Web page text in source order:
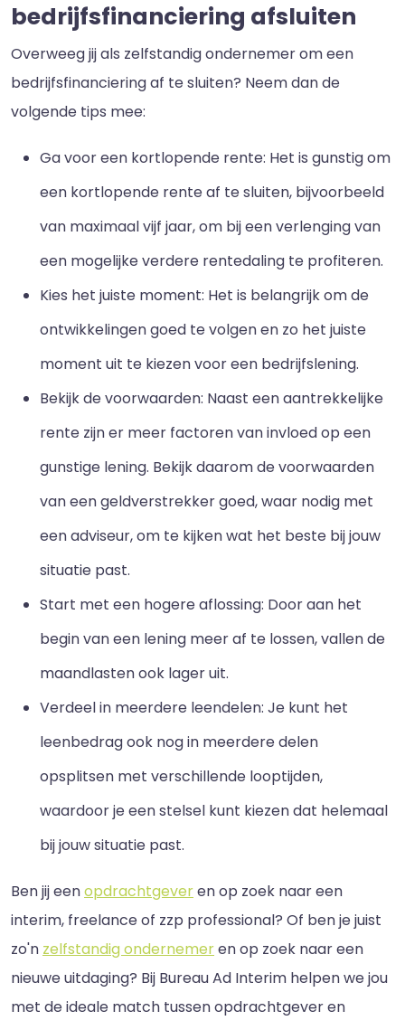
bedrijfsfinanciering afsluiten
Overweeg jij als zelfstandig ondernemer om een
bedrijfsfinanciering af te sluiten? Neem dan de
volgende tips mee:
Ga voor een kortlopende rente: Het is gunstig om
een kortlopende rente af te sluiten, bijvoorbeeld
van maximaal vijf jaar, om bij een verlenging van
een mogelijke verdere rentedaling te profiteren.
Kies het juiste moment: Het is belangrijk om de
ontwikkelingen goed te volgen en zo het juiste
moment uit te kiezen voor een bedrijfslening.
Bekijk de voorwaarden: Naast een aantrekkelijke
rente zijn er meer factoren van invloed op een
gunstige lening. Bekijk daarom de voorwaarden
van een geldverstrekker goed, waar nodig met
een adviseur, om te kijken wat het beste bij jouw
situatie past.
Start met een hogere aflossing: Door aan het
begin van een lening meer af te lossen, vallen de
maandlasten ook lager uit.
Verdeel in meerdere leendelen: Je kunt het
leenbedrag ook nog in meerdere delen
opsplitsen met verschillende looptijden,
waardoor je een stelsel kunt kiezen dat helemaal
bij jouw situatie past.
Ben jij eenopdrachtgeveren op zoek naar een
interim, freelance of zzp professional? Of ben je juist
zo'n zelfstandig ondernemeren op zoek naar een
nieuwe uitdaging? Bij Bureau Ad Interim helpen we jou
met de ideale match tussen opdrachtgever en